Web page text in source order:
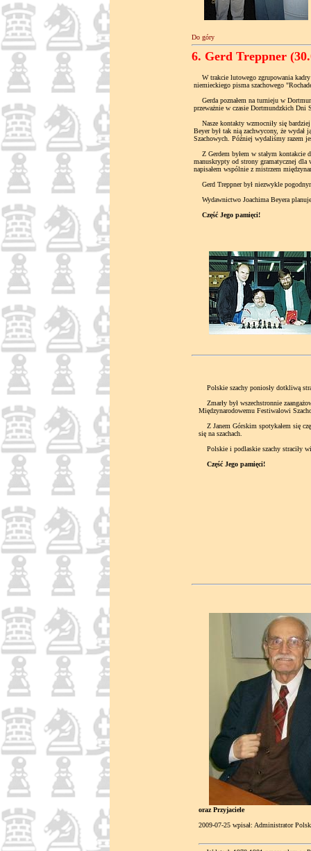
Do góry
6. Gerd Treppner
W trakcie lutowego zgrupowania kadry
niemieckiego pisma szachowego
Gerda poznałem na turnieju w
przeważnie w czasie Dortmundzkich Dni
Nasze kontakty wzmocniły się
Beyer był tak nią zachwycony, że
Szachowych. Później wydaliśmy razem
Z Gerdem byłem w stałym kontakcie
manuskrypty od strony gramatycznej dla
napisałem wspólnie z mistrzem
Gerd Treppner był niezwykle
Wydawnictwo Joachima Beyera
Część Jego pamięci!
Polskie szachy poniosły dotkliwą
Zmarły był wszechstronnie
Międzynarodowemu Festiwalowi
Z Janem Górskim spotykałem się
się na szachach.
Polskie i podlaskie szachy straciły
Część Jego pamięci!
oraz Przyjaciele
2009-07-25 wpisał: Administrator